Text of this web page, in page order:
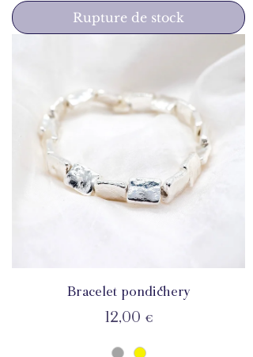
Rupture de stock
Bracelet pondichery
Prix
12,00 €